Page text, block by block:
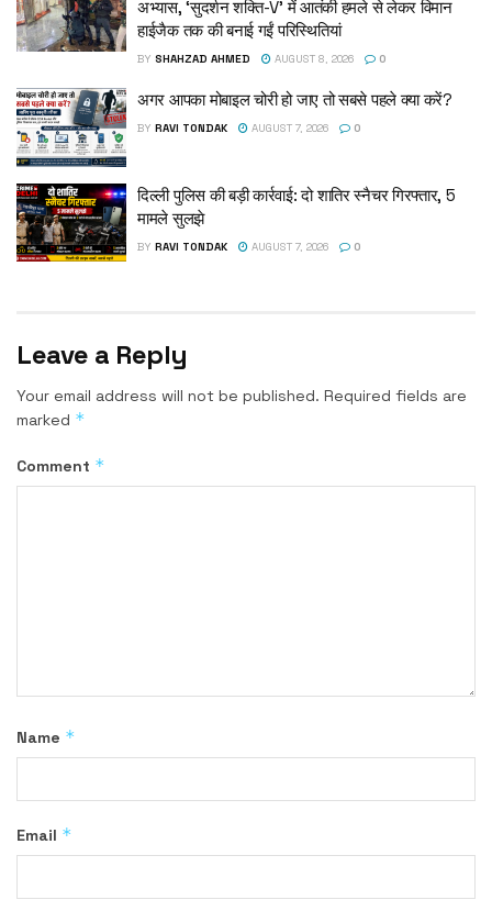
अभ्यास, ‘सुदर्शन शक्ति-V’ में आतंकी हमले से लेकर विमान
हाईजैक तक की बनाई गईं परिस्थितियां
BY SHAHZAD AHMED AUGUST 8, 2026 0
अगर आपका मोबाइल चोरी हो जाए तो सबसे पहले क्या करें?
BY RAVI TONDAK AUGUST 7, 2026 0
दिल्ली पुलिस की बड़ी कार्रवाई: दो शातिर स्नैचर गिरफ्तार, 5
मामले सुलझे
BY RAVI TONDAK AUGUST 7, 2026 0
Leave a Reply
Your email address will not be published. Required fields are
marked *
Comment *
Name *
Email *